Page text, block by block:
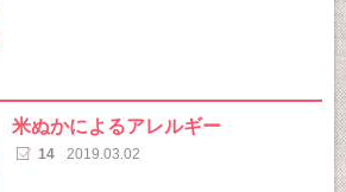
米ぬかによるアレルギー
14 2019.03.02